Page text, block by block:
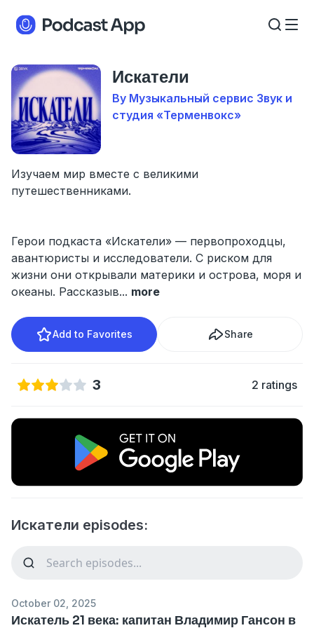
Искатели
By Музыкальный сервис Звук и
студия «Терменвокс»
Изучаем мир вместе с великими
путешественниками.
Герои подкаста «Искатели» — первопроходцы,
авантюристы и исследователи. С риском для
жизни они открывали материки и острова, моря и
океаны. Рассказыв... more
Add to Favorites Share
3 2 ratings
Искатели episodes:
October 02, 2025
Искатель 21 века: капитан Владимир Гансон в